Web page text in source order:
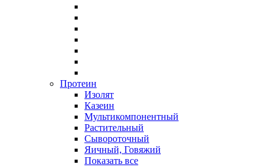
Протеин
Изолят
Казеин
Мультикомпонентный
Растительный
Сывороточный
Яичный, Говяжий
Показать все